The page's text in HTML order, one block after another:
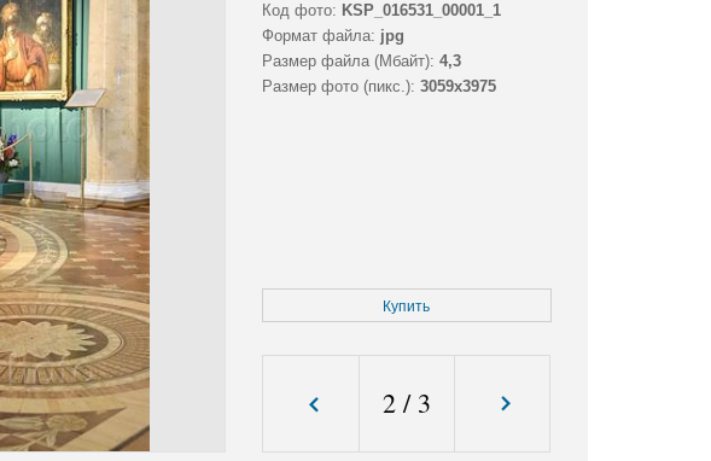
Код фото: KSP_016531_00001_1
Формат файла: jpg
Размер файла (Мбайт): 4,3
Размер фото (пикс.): 3059x3975
Купить
2/ 3